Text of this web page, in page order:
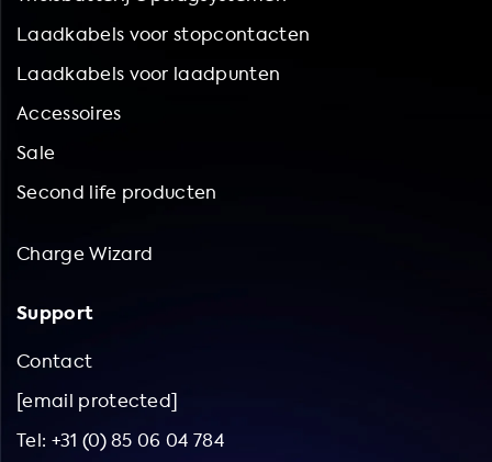
Laadkabels voor stopcontacten
Laadkabels voor laadpunten
Accessoires
Sale
Second life producten
Charge Wizard
Support
Contact
[email protected]
Tel: +31 (0) 85 06 04 784